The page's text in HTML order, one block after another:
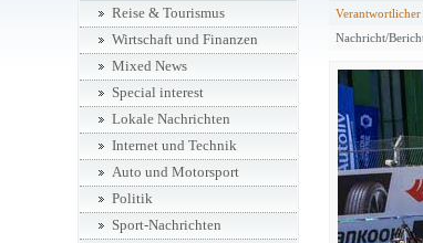
Verantwortlicher
Nachricht/
Reise & Tourismus
Wirtschaft und Finanzen
Mixed News
Special interest
Lokale Nachrichten
Internet und Technik
Auto und Motorsport
Politik
Sport-Nachrichten